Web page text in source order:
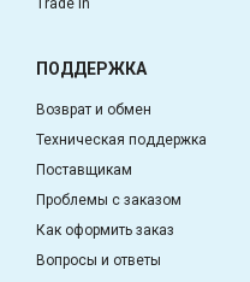
Trade In
ПОДДЕРЖКА
Возврат и обмен
Техническая поддержка
Поставщикам
Проблемы с заказом
Как оформить заказ
Вопросы и ответы